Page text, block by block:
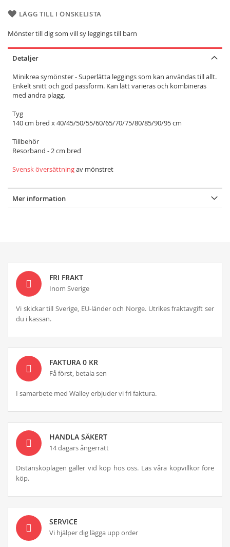
LÄGG TILL I ÖNSKELISTA
Mönster till dig som vill sy leggings till barn
Detaljer
Minikrea symönster - Superlätta leggings som kan användas till allt.
Enkelt snitt och god passform. Kan lätt varieras och kombineras
med andra plagg.
Tyg
140 cm bred x 40/45/50/55/60/65/70/75/80/85/90/95 cm
Tillbehör
Resorband - 2 cm bred
Svensk översättningav mönstret
Mer information
FRI FRAKT
Inom Sverige
Vi skickar till Sverige, EU-länder och Norge. Utrikes fraktavgift ser
du i kassan.
FAKTURA 0 KR
Få först, betala sen
I samarbete med Walley erbjuder vi fri faktura.
HANDLA SÄKERT
14 dagars ångerrätt
Distansköplagen gäller vid köp hos oss. Läs våra köpvillkor före
köp.
SERVICE
Vi hjälper dig lägga upp order